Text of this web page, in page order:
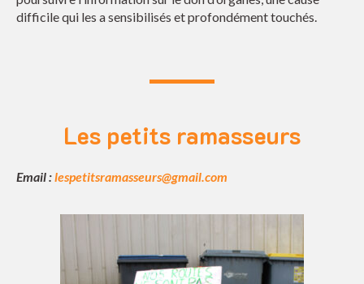
difficile qui les a sensibilisés et profondément touchés.
Les petits ramasseurs
Email :lespetitsramasseurs@gmail.com